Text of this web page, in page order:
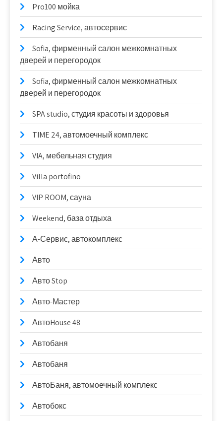
Pro100 мойка
Racing Service, автосервис
Sofia, фирменный салон межкомнатных
дверей и перегородок
Sofia, фирменный салон межкомнатных
дверей и перегородок
SPA studio, студия красоты и здоровья
TIME 24, автомоечный комплекс
VIA, мебельная студия
Villa portofino
VIP ROOM, сауна
Weekend, база отдыха
А-Сервис, автокомплекс
Авто
Авто Stop
Авто-Мастер
АвтоHouse 48
Автобаня
Автобаня
АвтоБаня, автомоечный комплекс
Автобокс